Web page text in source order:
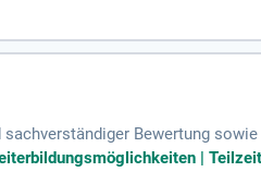
Bewertung
und Qualitätssicherung.| Teilzeit